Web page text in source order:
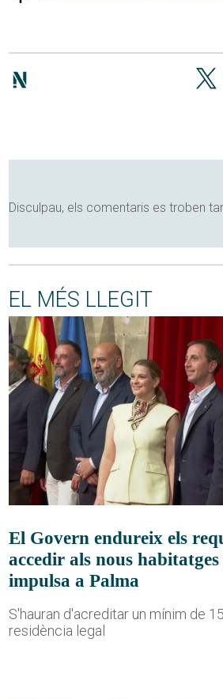
Disculpau, els comentaris es troben
EL MÉS LLEGIT
El Govern endureix els
accedir als nous
impulsa a Palma
S'hauran d'acreditar un mínim de
residència legal